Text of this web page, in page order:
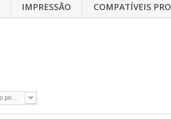
IMPRESSÃO COMPATÍVEIS PRO